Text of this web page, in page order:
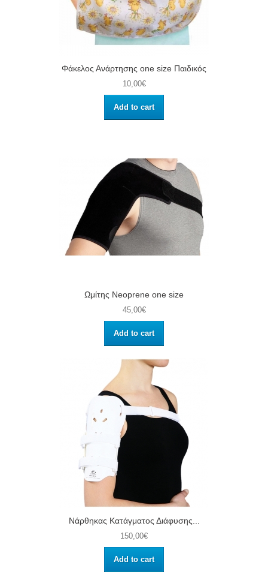
Φάκελος Ανάρτησης one size Παιδικός
10,00€
Add to cart
Ωμίτης Neoprene one size
45,00€
Add to cart
Νάρθηκας Κατάγματος Διάφυσης...
150,00€
Add to cart